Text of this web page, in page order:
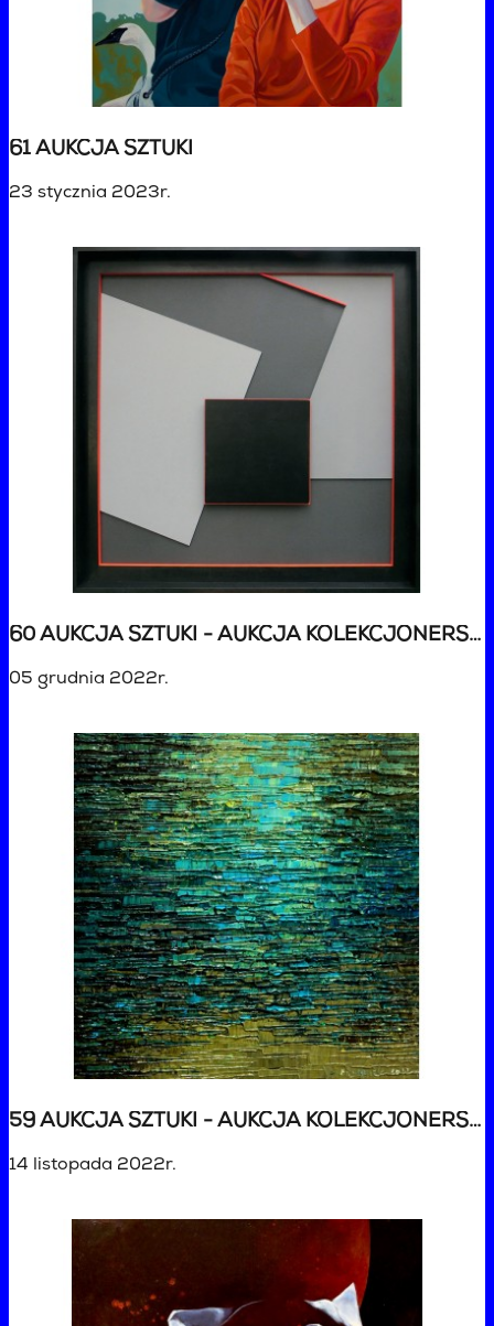
61 AUKCJA SZTUKI
23 stycznia 2023r.
60 AUKCJA SZTUKI - AUKCJA KOLEKCJONERSKA ŚWIĄTECZNA
05 grudnia 2022r.
59 AUKCJA SZTUKI - AUKCJA KOLEKCJONERSKA
14 listopada 2022r.